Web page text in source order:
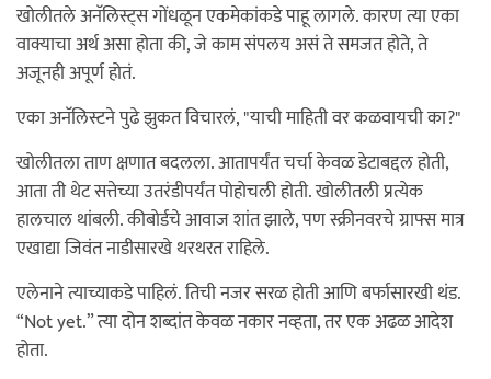
खोलीतले अनॅलिस्ट्स गोंधळून एकमेकांकडे पाहू लागले. कारण त्या एका
वाक्याचा अर्थ असा होता की, जे काम संपलय असं ते समजत होते, ते
अजूनही अपूर्ण होतं.
एका अनॅलिस्टने पुढे झुकत विचारलं, "याची माहिती वर कळवायची का?"
खोलीतला ताण क्षणात बदलला. आतापर्यंत चर्चा केवळ डेटाबद्दल होती,
आता ती थेट सत्तेच्या उतरंडीपर्यंत पोहोचली होती. खोलीतली प्रत्येक
हालचाल थांबली. कीबोर्डचे आवाज शांत झाले, पण स्क्रीनवरचे ग्राफ्स मात्र
एखाद्या जिवंत नाडीसारखे थरथरत राहिले.
एलेनाने त्याच्याकडे पाहिलं. तिची नजर सरळ होती आणि बर्फासारखी थंड.
“Not yet.” त्या दोन शब्दांत केवळ नकार नव्हता, तर एक अढळ आदेश
होता.